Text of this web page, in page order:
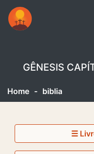
GÊNESIS
Home - biblia
☰